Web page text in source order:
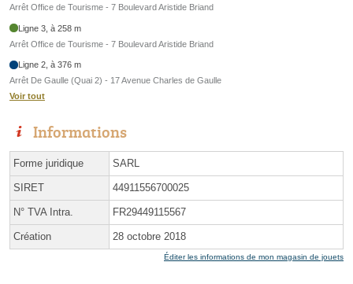
Arrêt Office de Tourisme - 7 Boulevard Aristide Briand
Ligne 3, à 258 m
Arrêt Office de Tourisme - 7 Boulevard Aristide Briand
Ligne 2, à 376 m
Arrêt De Gaulle (Quai 2) - 17 Avenue Charles de Gaulle
Voir tout
Informations
Forme juridique SARL
SIRET 44911556700025
N° TVA Intra. FR29449115567
Création 28 octobre 2018
Éditer les informations de mon magasin de jouets